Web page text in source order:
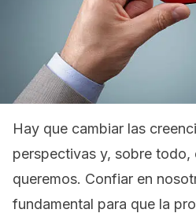
Hay que cambiar las
perspectivas y, sobre todo,
queremos. Confiar en
fundamental para que la